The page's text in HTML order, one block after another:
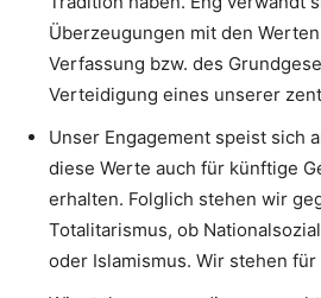
Überzeugungen mit den
Verfassung bzw. des
Verteidigung eines unserer
Unser Engagement speist sich
diese Werte auch für künftige
erhalten. Folglich stehen wir
Totalitarismus, ob
oder Islamismus. Wir stehen